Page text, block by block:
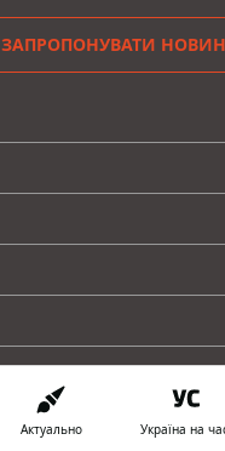
ЗАПРОПОНУВАТИ
Актуально Україна на